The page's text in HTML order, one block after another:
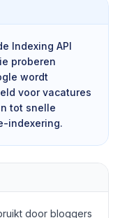
Indexing API
proberen
wordt
voor vacatures
tot snelle
indexering.
door bloggers